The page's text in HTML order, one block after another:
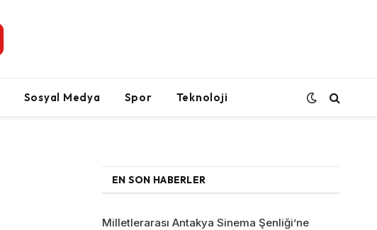
Sosyal Medya Spor Teknoloji
EN SON HABERLER
Milletlerarası Antakya Sinema Şenliği’ne